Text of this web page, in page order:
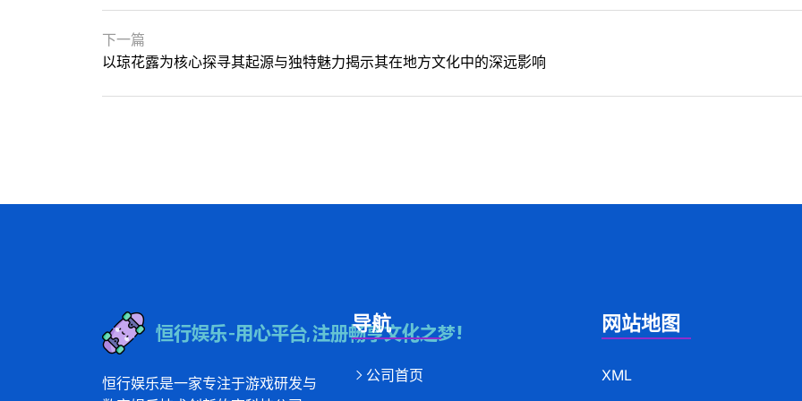
下一篇
以琼花露为核心探寻其起源与独特魅力揭示其在地方文化中的深远影响
恒行娱乐是一家专注于游戏研发与
导航
公司首页
网站地图
XML